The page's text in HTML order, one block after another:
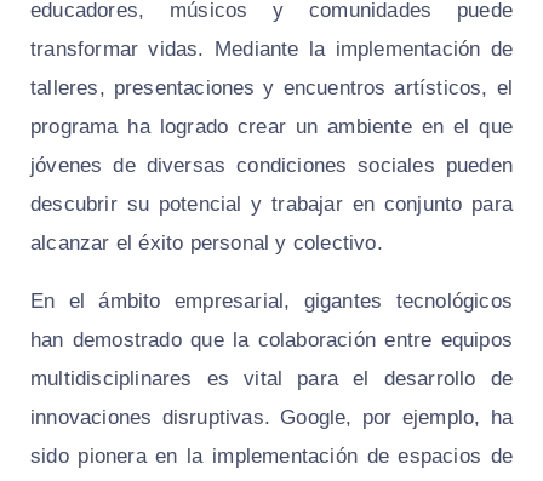
educadores, músicos y comunidades puede
transformar vidas. Mediante la implementación de
talleres, presentaciones y encuentros artísticos, el
programa ha logrado crear un ambiente en el que
jóvenes de diversas condiciones sociales pueden
descubrir su potencial y trabajar en conjunto para
alcanzar el éxito personal y colectivo.
En el ámbito empresarial, gigantes tecnológicos
han demostrado que la colaboración entre equipos
multidisciplinares es vital para el desarrollo de
innovaciones disruptivas. Google, por ejemplo, ha
sido pionera en la implementación de espacios de